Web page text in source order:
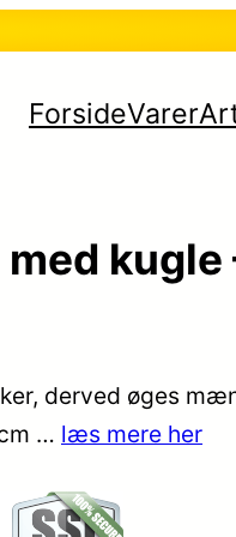
ForsideVarer
kugle
derved øges
… læs mere her